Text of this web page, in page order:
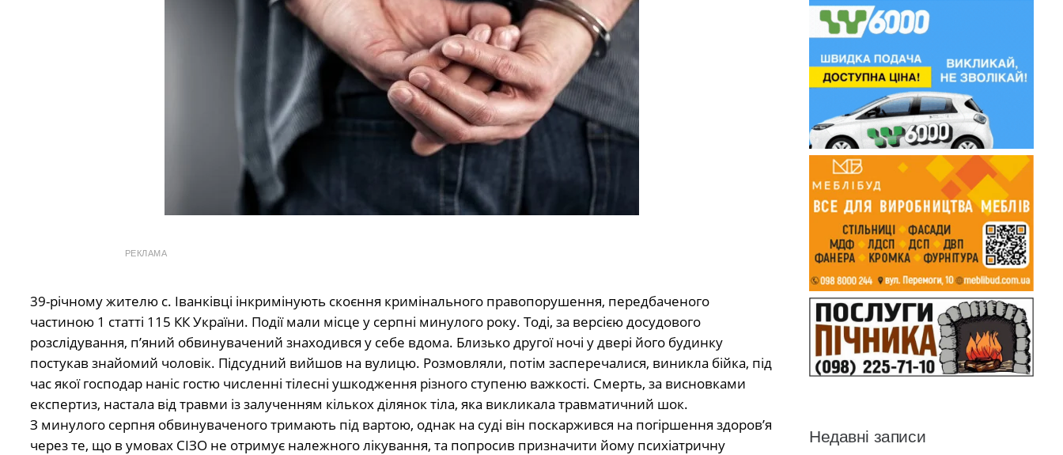
РЕКЛАМА
39-річному жителю с. Іванківці інкримінують скоєння кримінального правопорушення, передбаченого
частиною 1 статті 115 КК України. Події мали місце у серпні минулого року. Тоді, за версією досудового
розслідування, п’яний обвинувачений знаходився у себе вдома. Близько другої ночі у двері його будинку
постукав знайомий чоловік. Підсудний вийшов на вулицю. Розмовляли, потім засперечалися, виникла бійка, під
час якої господар наніс гостю численні тілесні ушкодження різного ступеню важкості. Смерть, за висновками
експертиз, настала від травми із залученням кількох ділянок тіла, яка викликала травматичний шок.
З минулого серпня обвинуваченого тримають під вартою, однак на суді він поскаржився на погіршення здоров’я
через те, що в умовах СІЗО не отримує належного лікування, та попросив призначити йому психіатричну
Недавні записи